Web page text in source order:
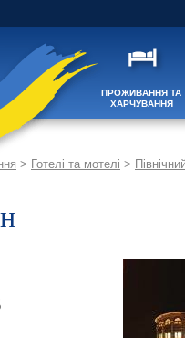
ПРОЖИВАННЯ ТА
ХАРЧУВАННЯ
> Готелі та мотелі >